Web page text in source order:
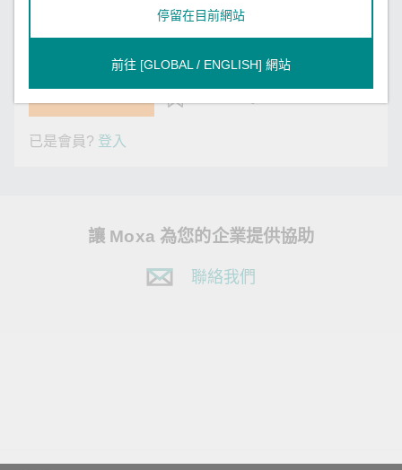
BTM 微電網如何提升能源可靠度與成本效益？
已是會員? 登入
讓 Moxa 為您的企業提供協助
聯絡我們
停留在目前網站
前往 [GLOBAL / ENGLISH] 網站